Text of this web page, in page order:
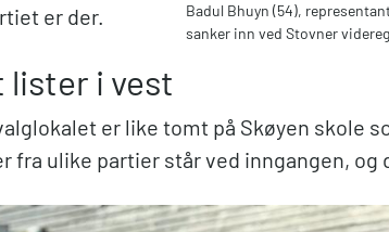
Badul Bhuyn (54),
sanker inn ved Stovner
er der.
lister i vest
er like tomt på Skøyen skole
fra ulike partier står ved inngangen, og